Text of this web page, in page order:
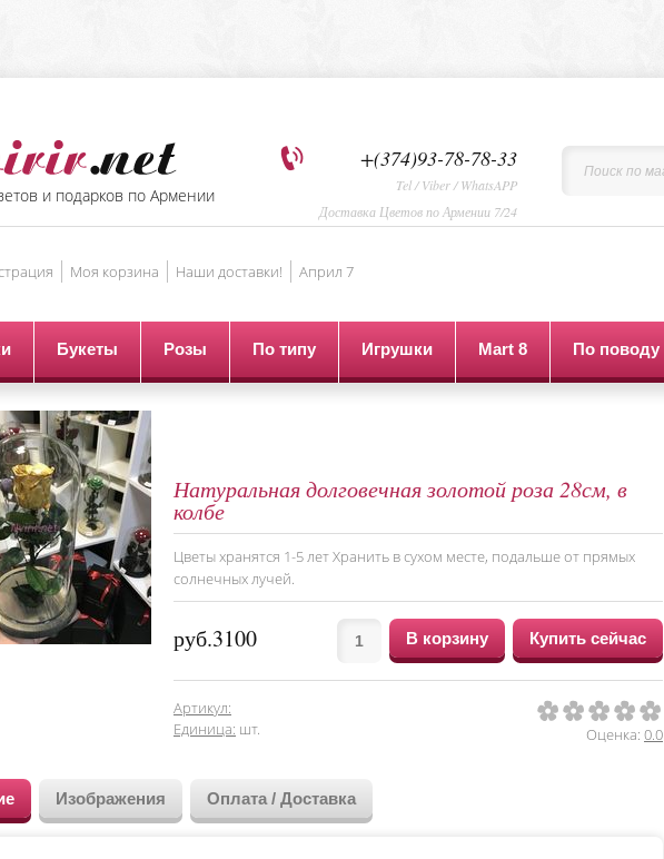
и подарков по Армении
+(374)93-78-78-33
Tel / Viber / WhatsAPP
Доставка Цветов по Армении 7/24
Моя корзина Наши доставки! Aприл 7
Букеты Розы По типу Игрушки Mart 8 По поводу
Натуральная долговечная золотой роза 28см, в
колбе
Цветы хранятся 1-5 лет Хранить в сухом месте, подальше от прямых
солнечных лучей.
руб.3100
Артикул:
Единица: шт.
1 2 3 4
5
Оценка: 0.0
Изображения Оплата / Доставка